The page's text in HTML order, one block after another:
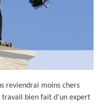
reviendrai moins chers
bien fait d’un expert